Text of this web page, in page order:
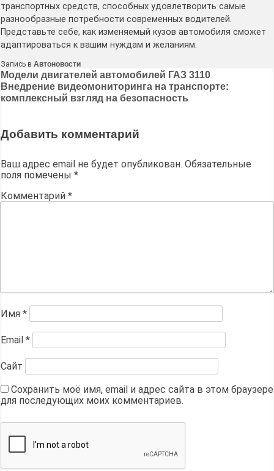
транспортных средств, способных удовлетворить самые
разнообразные потребности современных водителей.
Представьте себе, как изменяемый кузов автомобиля сможет
адаптироваться к вашим нуждам и желаниям.
Запись в Автоновости
Навигация
по
Модели двигателей автомобилей ГАЗ 3110
Внедрение видеомониторинга на транспорте:
комплексный взгляд на безопасность
Добавить комментарий
Ваш адрес email не будет опубликован. Обязательные
поля помечены *
Комментарий *
Имя *
Email *
Сайт
Сохранить моё имя, email и адрес сайта в этом браузере
для последующих моих комментариев.